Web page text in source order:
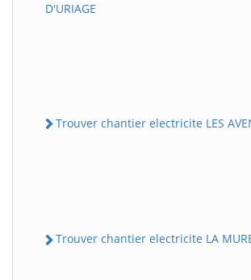
D'URIAGE
Trouver chantier electricite LES
Trouver chantier electricite LA